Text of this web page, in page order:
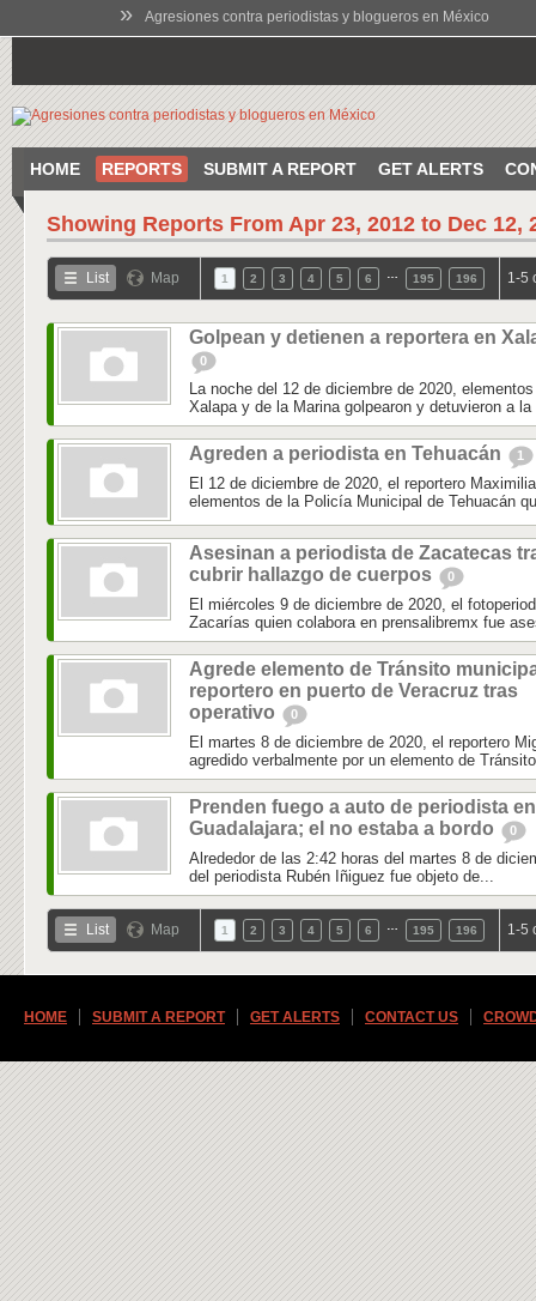
» Agresiones contra periodistas y blogueros en México
HOME REPORTS SUBMIT A REPORT GET ALERTS
Showing Reports From Apr 23, 2012 to Dec 12,
List Map 1 2 3 4 5 6 195 196 1-5
Golpean y detienen a reportera en
0
La noche del 12 de diciembre de 2020,
Xalapa y de la Marina golpearon y detuvieron a la
Agreden a periodista en Tehuacán 1
El 12 de diciembre de 2020, el reportero
elementos de la Policía Municipal de Tehuacán
Asesinan a periodista de Zacatecas
cubrir hallazgo de cuerpos
0
El miércoles 9 de diciembre de 2020, el
Zacarías quien colabora en prensalibremx fue
Agrede elemento de Tránsito
reportero en puerto de Veracruz tras
operativo
0
El martes 8 de diciembre de 2020, el reportero
agredido verbalmente por un elemento de
Prenden fuego a auto de periodista en
Guadalajara; el no estaba a bordo
0
Alrededor de las 2:42 horas del martes 8 de
del periodista Rubén Iñiguez fue objeto de...
List Map 1 2 3 4 5 6 195 196 1-5
HOME SUBMIT A REPORT GET ALERTS CONTACT US